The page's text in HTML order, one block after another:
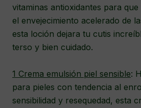
vitaminas antioxidantes para
el envejecimiento acelerado de
esta loción dejara tu cutis
terso y bien cuidado.
1 Crema emulsión piel sensible:
para pieles con tendencia al
sensibilidad y resequedad, esta